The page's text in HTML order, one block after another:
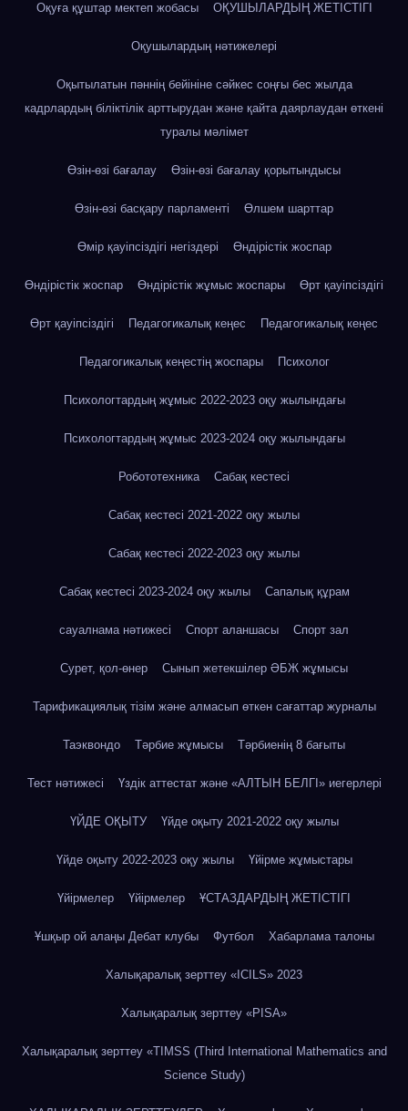
Оқуға құштар мектеп жобасы ОҚУШЫЛАРДЫҢ ЖЕТІСТІГІ
Оқушылардың нәтижелері
Оқытылатын пәннің бейініне сәйкес соңғы бес жылда
кадрлардың біліктілік арттырудан және қайта даярлаудан өткені
туралы мәлімет
Өзін-өзі бағалау Өзін-өзі бағалау қорытындысы
Өзін-өзі басқару парламенті Өлшем шарттар
Өмір қауіпсіздігі негіздері Өндірістік жоспар
Өндірістік жоспар Өндірістік жұмыс жоспары Өрт қауіпсіздігі
Өрт қауіпсіздігі Педагогикалық кеңес Педагогикалық кеңес
Педагогикалық кеңестің жоспары Психолог
Психологтардың жұмыс 2022-2023 оқу жылындағы
Психологтардың жұмыс 2023-2024 оқу жылындағы
Робототехника Сабақ кестесі
Сабақ кестесі 2021-2022 оқу жылы
Сабақ кестесі 2022-2023 оқу жылы
Сабақ кестесі 2023-2024 оқу жылы Сапалық құрам
сауалнама нәтижесі Спорт аланшасы Спорт зал
Сурет, қол-өнер Сынып жетекшілер ӘБЖ жұмысы
Тарификациялық тізім және алмасып өткен сағаттар журналы
Таэквондо Тәрбие жұмысы Тәрбиенің 8 бағыты
Тест нәтижесі Үздік аттестат және «АЛТЫН БЕЛГІ» иегерлері
ҮЙДЕ ОҚЫТУ Үйде оқыту 2021-2022 оқу жылы
Үйде оқыту 2022-2023 оқу жылы Үйірме жұмыстары
Үйірмелер Үйірмелер ҰСТАЗДАРДЫҢ ЖЕТІСТІГІ
Ұшқыр ой алаңы Дебат клубы Футбол Хабарлама талоны
Халықаралық зерттеу «IСILS» 2023
Халықаралық зерттеу «PISA»
Халықаралық зерттеу «TIMSS (Third International Mathematics and
Science Study)